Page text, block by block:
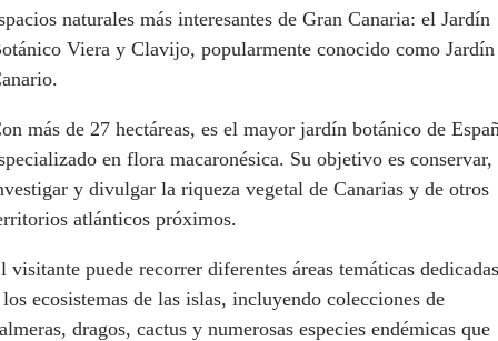
naturales más interesantes de Gran Canaria: el Jardín
Viera y Clavijo, popularmente conocido como Jardín
más de 27 hectáreas, es el mayor jardín botánico de
en flora macaronésica. Su objetivo es conservar,
y divulgar la riqueza vegetal de Canarias y de otros
atlánticos próximos.
visitante puede recorrer diferentes áreas temáticas dedicadas
los ecosistemas de las islas, incluyendo colecciones de
dragos, cactus y numerosas especies endémicas que